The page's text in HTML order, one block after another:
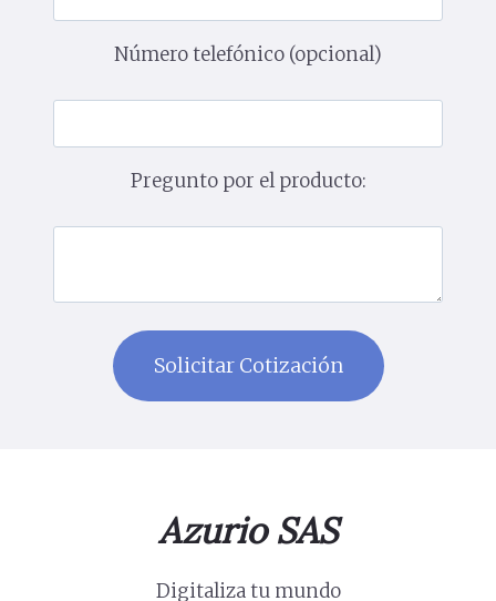
Número telefónico (opcional)
Pregunto por el producto:
Azurio SAS
Digitaliza tu mundo